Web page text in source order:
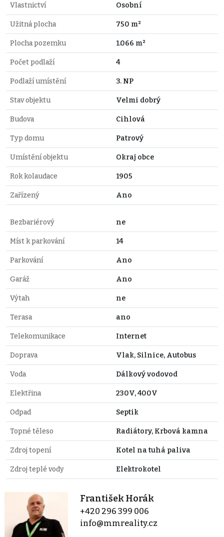
Vlastnictví Osobní
Užitná plocha 750 m²
Plocha pozemku 1.066 m²
Počet podlaží 4
Podlaží umístění 3. NP
Stav objektu Velmi dobrý
Budova Cihlová
Typ domu Patrový
Umístění objektu Okraj obce
Rok kolaudace 1905
Zařízený Ano
Bezbariérový ne
Míst k parkování 14
Parkování Ano
Garáž Ano
Výtah ne
Terasa ano
Telekomunikace Internet
Doprava Vlak, Silnice, Autobus
Voda Dálkový vodovod
Elektřina 230V, 400V
Odpad Septik
Topné těleso Radiátory, Krbová kamna
Zdroj topení Kotel na tuhá paliva
Zdroj teplé vody Elektrokotel
František Horák
+420 296 399 006
info@mmreality.cz